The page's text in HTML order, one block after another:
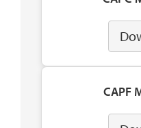
CAPF